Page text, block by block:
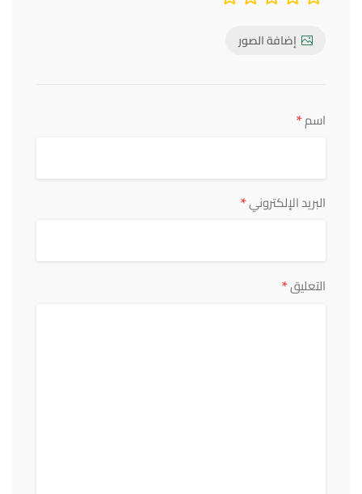
إضافة الصور
اسم*
البريد الإلكتروني*
التعليق*